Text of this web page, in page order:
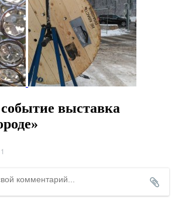
выставка
1